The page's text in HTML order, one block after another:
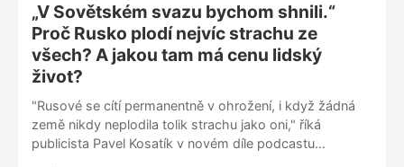
„V Sovětském svazu bychom shnili.“
Proč Rusko plodí nejvíc strachu ze
všech? A jakou tam má cenu lidský
život?
"Rusové se cítí permanentně v ohrožení, i když žádná
země nikdy neplodila tolik strachu jako oni," říká
publicista Pavel Kosatík v novém díle podcastu